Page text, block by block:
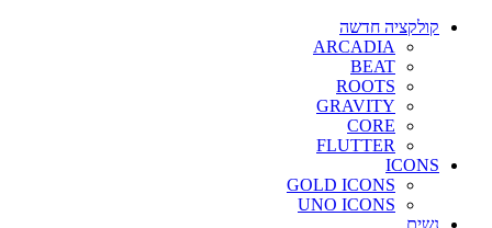
קולקציה חדשה
ARCADIA
BEAT
ROOTS
GRAVITY
CORE
FLUTTER
ICONS
GOLD ICONS
UNO ICONS
נשים